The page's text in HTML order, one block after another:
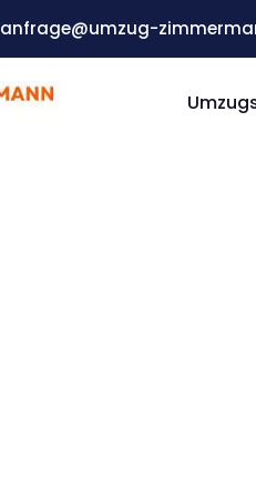
anfrage@umzug-